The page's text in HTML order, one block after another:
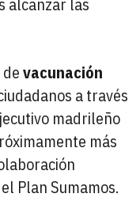
devacunación
a través
madrileño
más
Plan Sumamos.